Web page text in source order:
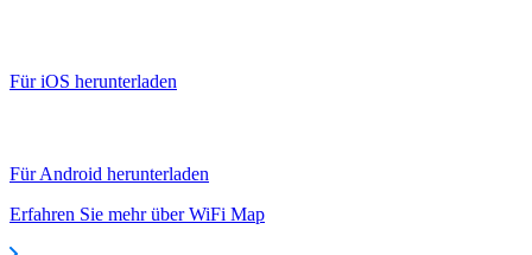
Für iOS herunterladen
Für Android herunterladen
Erfahren Sie mehr über WiFi Map